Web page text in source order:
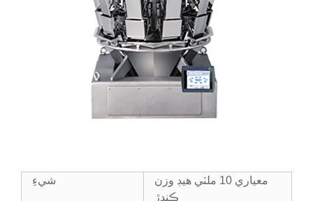
شيءِ
معياري 10 ملٽي هيڊ وزن
ڪندڙ